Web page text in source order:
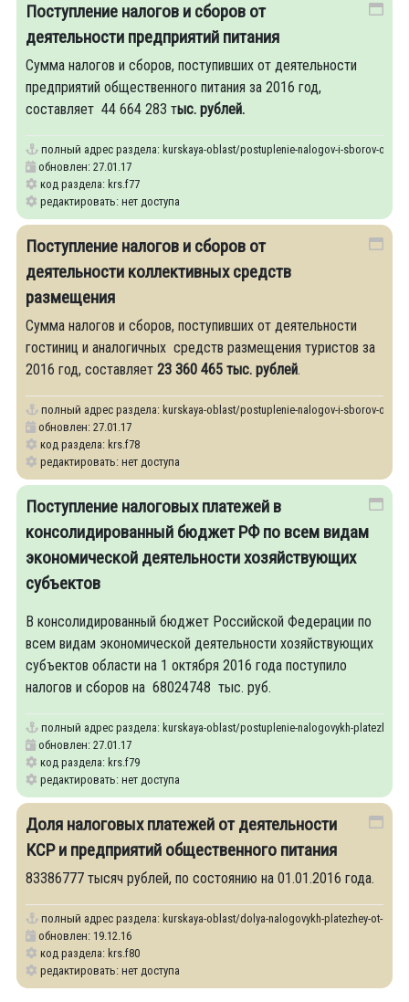
Поступление налогов и сборов от
деятельности предприятий питания
Сумма налогов и сборов, поступивших от деятельности
предприятий общественного питания за 2016 год,
составляет 44 664 283 тыс. рублей.
полный адрес раздела: kurskaya-oblast/postuplenie-nalogov-i-sborov-ot-
обновлен: 27.01.17
код раздела: krs.f77
редактировать: нет доступа
Поступление налогов и сборов от
деятельности коллективных средств
размещения
Сумма налогов и сборов, поступивших от деятельности
гостиниц и аналогичных средств размещения туристов за
2016 год, составляет 23 360 465 тыс. рублей.
полный адрес раздела: kurskaya-oblast/postuplenie-nalogov-i-sborov-ot-
обновлен: 27.01.17
код раздела: krs.f78
редактировать: нет доступа
Поступление налоговых платежей в
консолидированный бюджет РФ по всем видам
экономической деятельности хозяйствующих
субъектов
В консолидированный бюджет Российской Федерации по
всем видам экономической деятельности хозяйствующих
субъектов области на 1 октября 2016 года поступило
налогов и сборов на 68024748 тыс. руб.
полный адрес раздела: kurskaya-oblast/postuplenie-nalogovykh-platezhey-
обновлен: 27.01.17
код раздела: krs.f79
редактировать: нет доступа
Доля налоговых платежей от деятельности
КСР и предприятий общественного питания
83386777 тысяч рублей, по состоянию на 01.01.2016 года.
полный адрес раздела: kurskaya-oblast/dolya-nalogovykh-platezhey-ot-
обновлен: 19.12.16
код раздела: krs.f80
редактировать: нет доступа